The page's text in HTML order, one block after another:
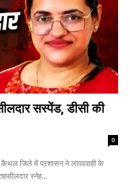
सस्पेंड, डीसी की
0
जिले में प्रशासन ने लापरवाही के
स्नेह...